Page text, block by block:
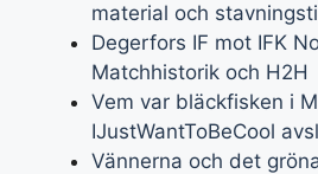
material och
Degerfors IF mot IFK
Matchhistorik och H2H
Vem var bläckfisken i
IJustWantToBeCool
Vännerna och det